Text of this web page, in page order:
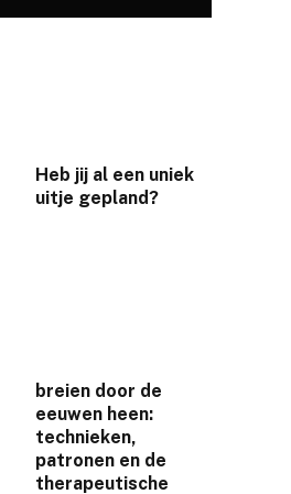
Heb jij al een uniek
uitje gepland?
breien door de
eeuwen heen:
technieken,
patronen en de
therapeutische